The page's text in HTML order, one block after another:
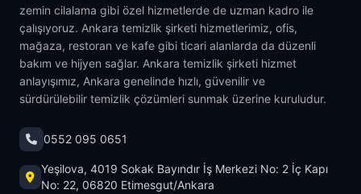
zemin cilalama gibi özel hizmetlerde de uzman kadro ile
çalışıyoruz. Ankara temizlik şirketi hizmetlerimiz, ofis,
mağaza, restoran ve kafe gibi ticari alanlarda da düzenli
bakım ve hijyen sağlar. Ankara temizlik şirketi hizmet
anlayışımız, Ankara genelinde hızlı, güvenilir ve
sürdürülebilir temizlik çözümleri sunmak üzerine kuruludur.
0552 095 0651
Yeşilova, 4019 Sokak Bayındır İş Merkezi No: 2 İç Kapı
No: 22, 06820 Etimesgut/Ankara